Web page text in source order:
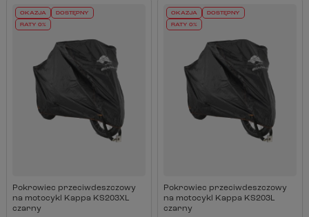
OKAZJA DOSTĘPNY
RATY 0%
Pokrowiec przeciwdeszczowy
na motocykl Kappa KS203XL
czarny
OKAZJA DOSTĘPNY
RATY 0%
Pokrowiec przeciwdeszczowy
na motocykl Kappa KS203L
czarny